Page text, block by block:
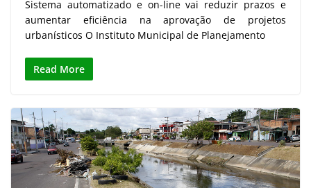
Sistema automatizado e on-line vai reduzir prazos e
aumentar eficiência na aprovação de projetos
urbanísticos O Instituto Municipal de Planejamento
Read More